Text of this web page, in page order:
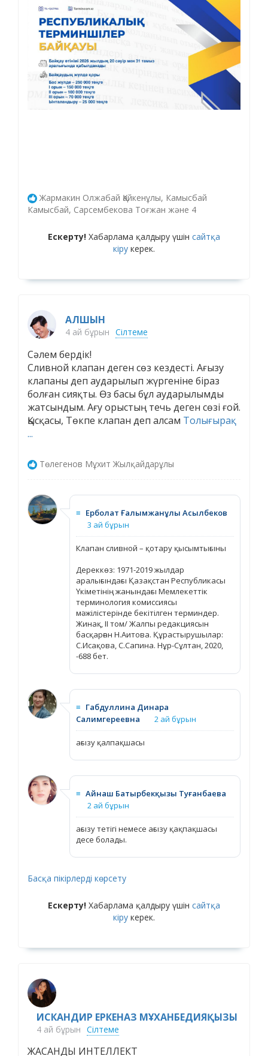
Жармакин Олжабай Қайкенұлы, Камысбай
Камысбай, Сарсембекова Тоғжан және 4
Ескерту! Хабарлама қалдыру үшін сайтқа
кіру керек.
АЛШЫН
4 ай бұрын Сілтеме
Сәлем бердік!
Сливной клапан деген сөз кездесті. Ағызу
клапаны деп аударылып жүргеніне біраз
болған сияқты. Өз басы бұл аударылымды
жатсындым. Ағу орыстың течь деген сөзі ғой.
Қысқасы, Төкпе клапан деп алсам Толығырақ
...
Төлегенов Мұхит Жылқайдарұлы
≡ Ерболат Ғалымжанұлы Асылбеков
3 ай бұрын
Клапан сливной – қотару қысымтығыны
Дереккөз: 1971-2019 жылдар
аралығындағы Қазақстан Республикасы
Үкіметінің жанындағы Мемлекеттік
терминология комиссиясы
мәжілістерінде бекітілген терминдер.
Жинақ, ІІ том/ Жалпы редакциясын
басқарған Н.Аитова. Құрастырушылар:
С.Исақова, С.Сапина. Нұр-Сұлтан, 2020,
-688 бет.
≡ Габдуллина Динара
Салимгереевна
2 ай бұрын
ағызу қалпақшасы
≡ Айнаш Батырбекқызы Туғанбаева
2 ай бұрын
ағызу тетігі немесе ағызу қақпақшасы
десе болады.
Басқа пікірлерді көрсету
Ескерту! Хабарлама қалдыру үшін сайтқа
кіру керек.
ИСКАНДИР ЕРКЕНАЗ МҰХАНБЕДИЯҚЫЗЫ
4 ай бұрын Сілтеме
ЖАСАНДЫ ИНТЕЛЛЕКТ